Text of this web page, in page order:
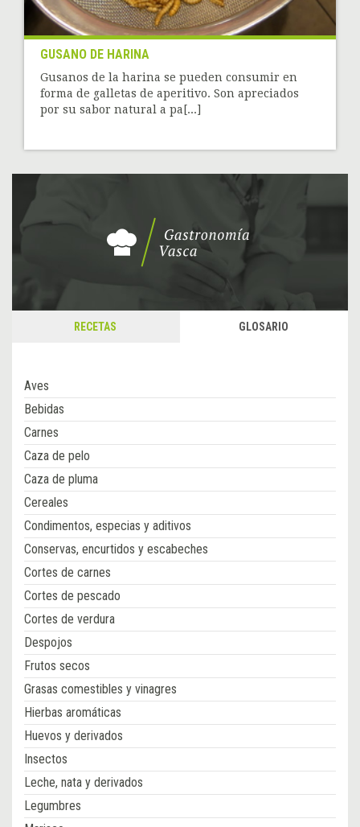
GUSANO DE HARINA
Gusanos de la harina se pueden consumir en
forma de galletas de aperitivo. Son apreciados
por su sabor natural a pa[...]
RECETAS GLOSARIO
Aves
Bebidas
Carnes
Caza de pelo
Caza de pluma
Cereales
Condimentos, especias y aditivos
Conservas, encurtidos y escabeches
Cortes de carnes
Cortes de pescado
Cortes de verdura
Despojos
Frutos secos
Grasas comestibles y vinagres
Hierbas aromáticas
Huevos y derivados
Insectos
Leche, nata y derivados
Legumbres